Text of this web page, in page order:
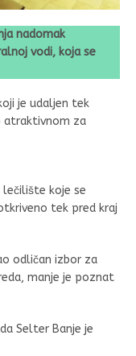
nadomak
vodi, koja se
je udaljen tek
atraktivnom za
lečilište koje se
tek pred kraj
odličan izbor za
manje je poznat
Selter Banje je